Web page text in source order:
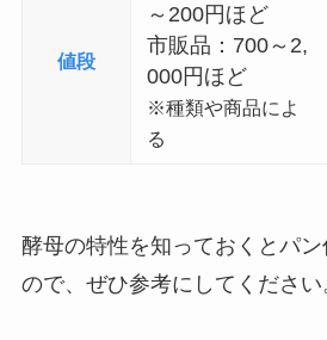
値段
～200円ほど
市販品：700～2,
000円ほど
※種類や商品によ
る
酵母の特性を知っておくとパ
ので、ぜひ参考にしてください